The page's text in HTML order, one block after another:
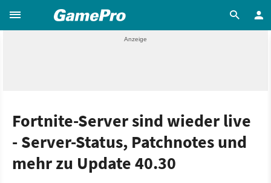
Fortnite-Server sind wieder live
- Server-Status, Patchnotes und
mehr zu Update 40.30